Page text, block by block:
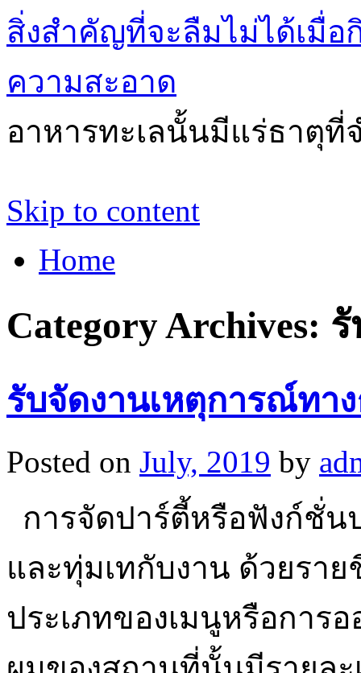
สิ่งสำคัญที่จะลืมไม่ได้เมื่อ
ความสะอาด
อาหารทะเลนั้นมีแร่ธาตุ
Skip to content
Home
Category Archives:
รับจัดงานเหตุการณ์ทา
Posted on July, 2019 by
การจัดปาร์ตี้หรือฟังก์ชั่น
และทุ่มเทกับงาน ด้วยรา
ประเภทของเมนูหรือการ